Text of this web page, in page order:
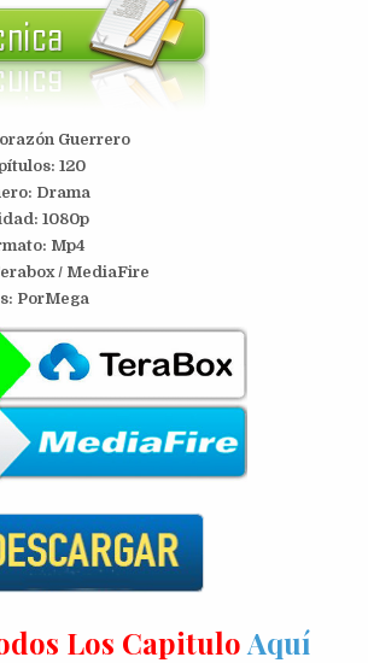
Guerrero
120
Drama
1080p
Mp4
/ MediaFire
PorMega
Los Capitulo Aquí